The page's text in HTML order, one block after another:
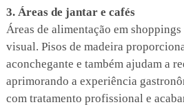
3. Áreas de jantar e cafés
Áreas de alimentação em
visual. Pisos de madeira
aconchegante e também ajudam a
aprimorando a experiência
com tratamento profissional e